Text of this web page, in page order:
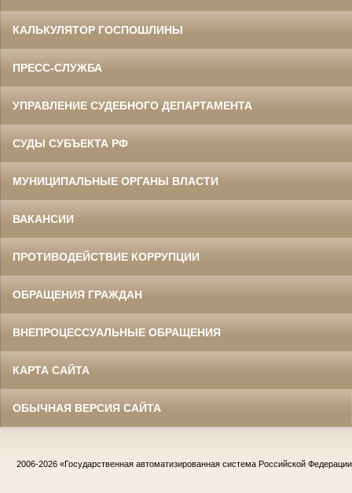
КАЛЬКУЛЯТОР ГОСПОШЛИНЫ
ПРЕСС-СЛУЖБА
УПРАВЛЕНИЕ СУДЕБНОГО ДЕПАРТАМЕНТА
СУДЫ СУБЪЕКТА РФ
МУНИЦИПАЛЬНЫЕ ОРГАНЫ ВЛАСТИ
ВАКАНСИИ
ПРОТИВОДЕЙСТВИЕ КОРРУПЦИИ
ОБРАЩЕНИЯ ГРАЖДАН
ВНЕПРОЦЕССУАЛЬНЫЕ ОБРАЩЕНИЯ
КАРТА САЙТА
ОБЫЧНАЯ ВЕРСИЯ САЙТА
2006-2026 «Государственная автоматизированная система Российской